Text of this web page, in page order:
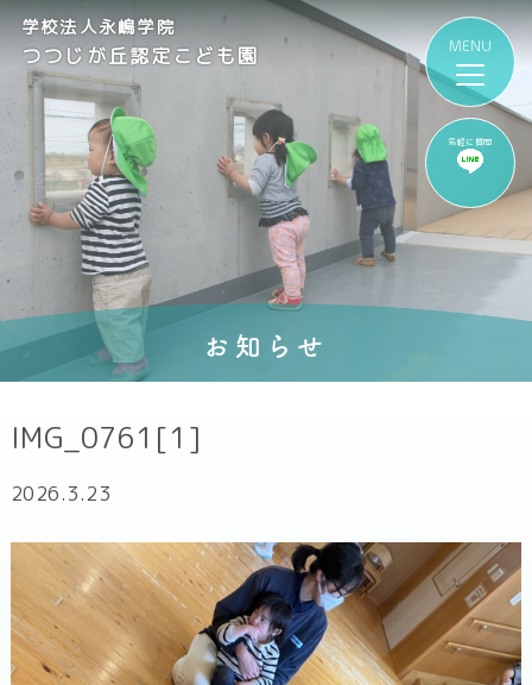
気軽に質問
学校法人永嶋学院
つつじが丘認定こども園
お知らせ
IMG_0761[1]
2026.3.23